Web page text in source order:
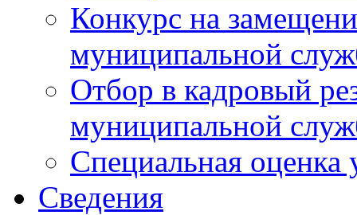
Конкурс на
муниципальной
Отбор в кадровый
муниципальной
Специальная оценка
Сведения